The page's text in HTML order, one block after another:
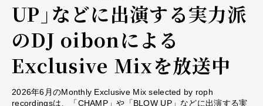
UP」などに出演する実力派
のDJ oibonによる
Exclusive Mixを放送中
2026年6月のMonthly Exclusive Mix selected by roph
recordingsは、「CHAMP」や「BLOW UP」などに出演する実